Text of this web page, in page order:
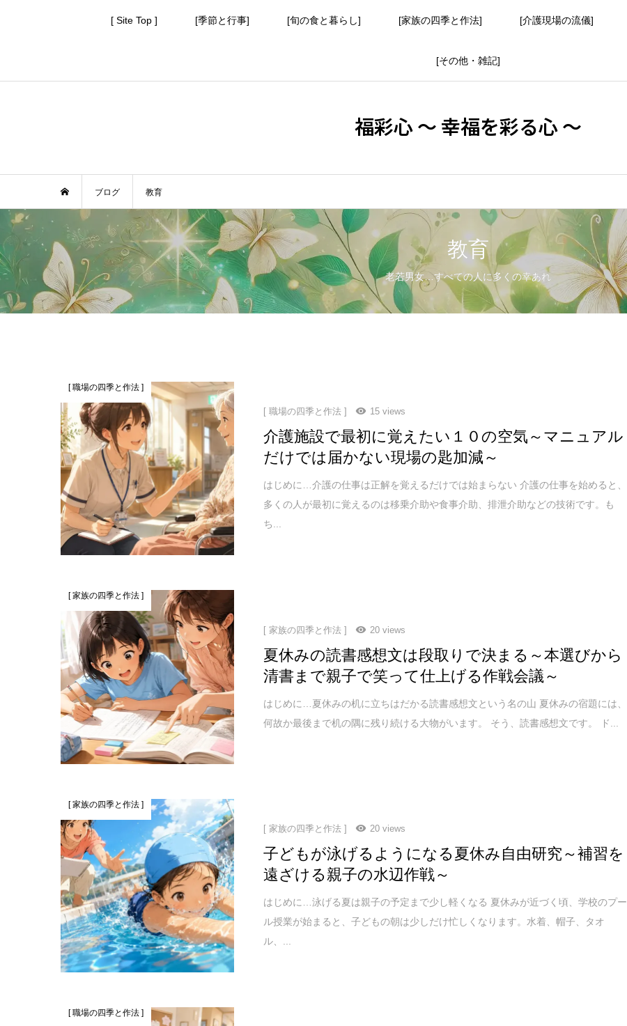
[ Site Top ] [季節と行事] [旬の食と暮らし] [家族の四季と作法] [介護現場の流儀]
[その他・雑記]
福彩心 ～ 幸福を彩る心 ～
ブログ 教育
教育
老若男女…すべての人に多くの幸あれ
[ 職場の四季と作法 ]
[ 職場の四季と作法 ] 15 views
介護施設で最初に覚えたい１０の空気～マニュアル
だけでは届かない現場の匙加減～
はじめに…介護の仕事は正解を覚えるだけでは始まらない 介護の仕事を始めると、
多くの人が最初に覚えるのは移乗介助や食事介助、排泄介助などの技術です。も
ち...
[ 家族の四季と作法 ]
[ 家族の四季と作法 ] 20 views
夏休みの読書感想文は段取りで決まる～本選びから
清書まで親子で笑って仕上げる作戦会議～
はじめに…夏休みの机に立ちはだかる読書感想文という名の山 夏休みの宿題には、
何故か最後まで机の隅に残り続ける大物がいます。 そう、読書感想文です。 ド...
[ 家族の四季と作法 ]
[ 家族の四季と作法 ] 20 views
子どもが泳げるようになる夏休み自由研究～補習を
遠ざける親子の水辺作戦～
はじめに…泳げる夏は親子の予定まで少し軽くなる 夏休みが近づく頃、学校のプー
ル授業が始まると、子どもの朝は少しだけ忙しくなります。水着、帽子、タオ
ル、...
[ 職場の四季と作法 ]